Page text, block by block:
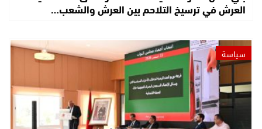
العرش في ترسيخ التلاحم بين العرش والشعب…
سياسة